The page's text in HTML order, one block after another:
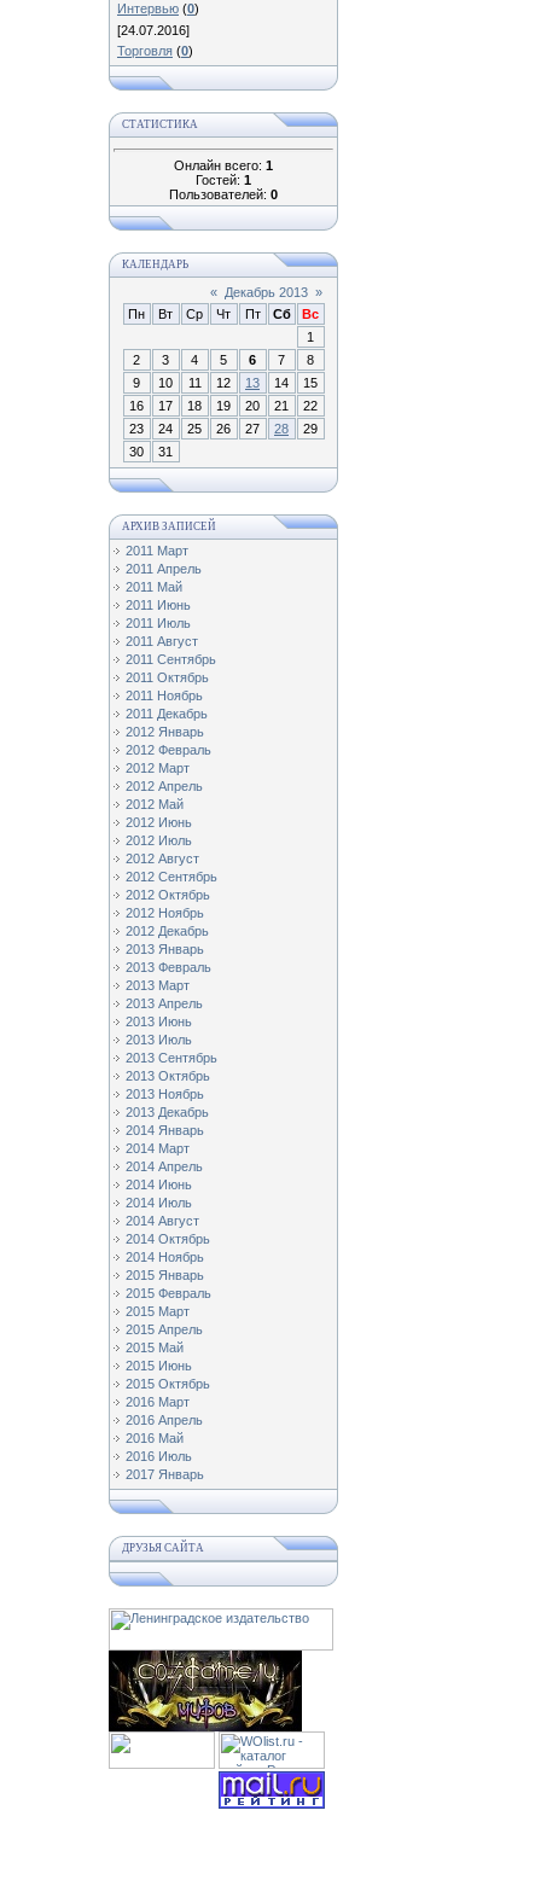
Интервью (0)
[24.07.2016]
Торговля (0)
СТАТИСТИКА
Онлайн всего: 1
Гостей: 1
Пользователей: 0
КАЛЕНДАРЬ
« Декабрь 2013 »
Пн
Вт Ср Чт Пт Сб
Вс
1
2
3 4 5 6 7
8
9
10 11 12 13 14
15
16
17 18 19 20 21
22
23
24 25 26 27 28
29
30
31
АРХИВ ЗАПИСЕЙ
2011 Март
2011 Апрель
2011 Май
2011 Июнь
2011 Июль
2011 Август
2011 Сентябрь
2011 Октябрь
2011 Ноябрь
2011 Декабрь
2012 Январь
2012 Февраль
2012 Март
2012 Апрель
2012 Май
2012 Июнь
2012 Июль
2012 Август
2012 Сентябрь
2012 Октябрь
2012 Ноябрь
2012 Декабрь
2013 Январь
2013 Февраль
2013 Март
2013 Апрель
2013 Июнь
2013 Июль
2013 Сентябрь
2013 Октябрь
2013 Ноябрь
2013 Декабрь
2014 Январь
2014 Март
2014 Апрель
2014 Июнь
2014 Июль
2014 Август
2014 Октябрь
2014 Ноябрь
2015 Январь
2015 Февраль
2015 Март
2015 Апрель
2015 Май
2015 Июнь
2015 Октябрь
2016 Март
2016 Апрель
2016 Май
2016 Июль
2017 Январь
ДРУЗЬЯ САЙТА